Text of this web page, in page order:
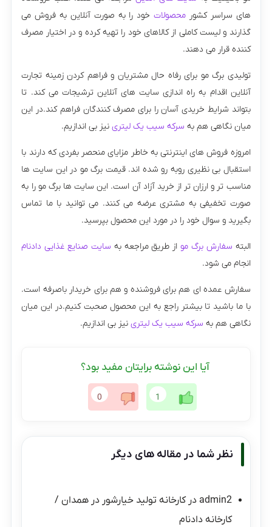
های سراسر کشور محصولاتخود را به صورت آنلاین به فروش می
گذارند و لیست کاملی از کالاهای خود را تهیه کرده و در اختیار مصرف
کننده قرار می دهند.
تولیدی برگ مو برای رفاه حال مشتریان و فراهم کردن زمینه تجارت
آنلاین اقدام به راه اندازی سایت های آنلاین ترشیجات می کند. تا
بتواند شرایط خریدی آسان را برای مصرف کنندگان فراهم کند.در این
میان نگاهی هم به سرکه سیب یک لیتری نیز بی اندازیم.
امروزه فروش های اینترنتی به خاطر مزایای منحصر بفردی که دارند با
استقبال بی نظیری روبه رو شده اند. قیمت برگ مو در این سایت ها
مناسب تر و ارزان تر از خرید آزاد آن است. این سایت ها برگ مو را به
صورت تخفیفی به مشتری عرضه می کنند. می توانید با ما تماس
بگیرید و سوال خود را در مورد این محصول بپرسید.
البته سفارش برگ مو از طریق مراجعه به سایت صنایع غذایی دادنام
انجام می شود.
سفارش عمده ای هم برای فروشنده و هم برای خریدار باصرفه است.
با ما باشید تا بیشتر راجع به این محصول صحبت کنیم.در این میان
نگاهی هم به سرکه سیب یک لیتری نیز بی اندازیم.
آیا این نوشته برایتان مفید بود؟
1
0
نظر شما در مقاله های دیگر
admin2 درکارخانه تولید خیارشور در همدان /
کارخانه دادنام